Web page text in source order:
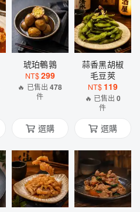
琥珀鵪鶉
NT$299
🔥 已售出478
件
選購
蒜香黑胡椒
毛豆莢
NT$ 119
🔥 已售出0
件
選購